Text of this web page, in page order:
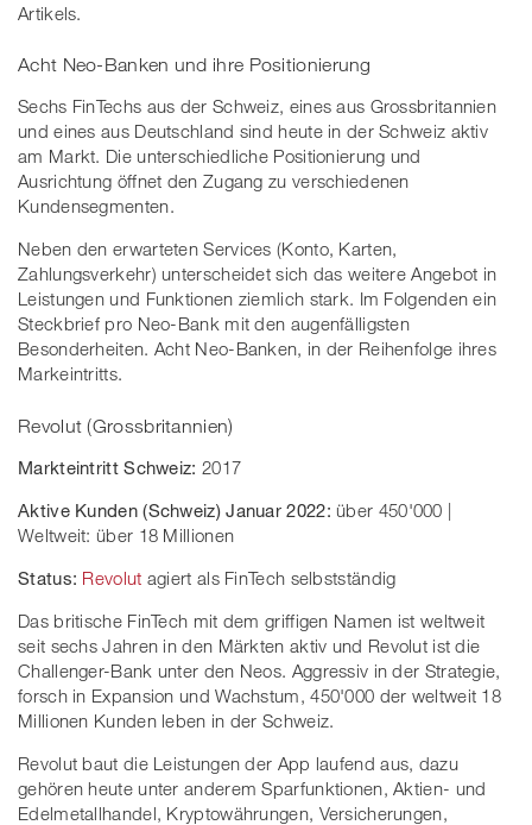
Artikels.
Acht Neo-Banken und ihre Positionierung
Sechs FinTechs aus der Schweiz, eines aus Grossbritannien
und eines aus Deutschland sind heute in der Schweiz aktiv
am Markt. Die unterschiedliche Positionierung und
Ausrichtung öffnet den Zugang zu verschiedenen
Kundensegmenten.
Neben den erwarteten Services (Konto, Karten,
Zahlungsverkehr) unterscheidet sich das weitere Angebot in
Leistungen und Funktionen ziemlich stark. Im Folgenden ein
Steckbrief pro Neo-Bank mit den augenfälligsten
Besonderheiten. Acht Neo-Banken, in der Reihenfolge ihres
Markeintritts.
Revolut (Grossbritannien)
Markteintritt Schweiz: 2017
Aktive Kunden (Schweiz) Januar 2022: über 450'000 |
Weltweit: über 18 Millionen
Status: Revolut agiert als FinTech selbstständig
Das britische FinTech mit dem griffigen Namen ist weltweit
seit sechs Jahren in den Märkten aktiv und Revolut ist die
Challenger-Bank unter den Neos. Aggressiv in der Strategie,
forsch in Expansion und Wachstum, 450'000 der weltweit 18
Millionen Kunden leben in der Schweiz.
Revolut baut die Leistungen der App laufend aus, dazu
gehören heute unter anderem Sparfunktionen, Aktien- und
Edelmetallhandel, Kryptowährungen, Versicherungen,